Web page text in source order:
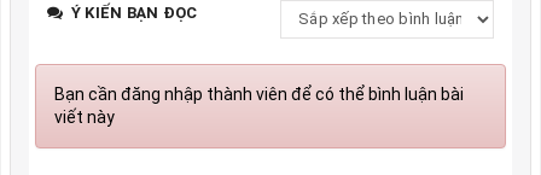
Ý KIẾN BẠN ĐỌC
Bạn cần đăng nhập thành viên để có thể bình luận bài
viết này